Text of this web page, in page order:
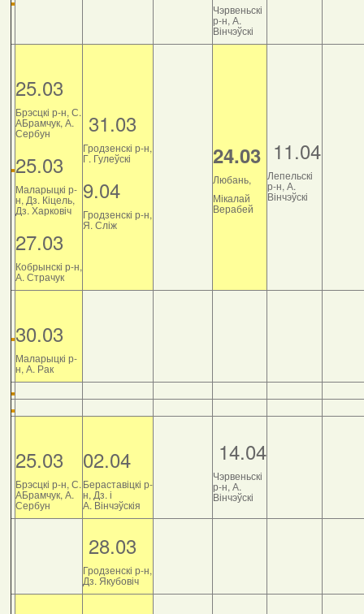
Чэрвеньскі
р-н, А.
Вінчэўскі
25.03
Брэсцкі р-н, С.
АБрамчук, А.
Сербун
25.03
Маларыцкі р-
н, Дз. Кіцель,
Дз. Харковіч
27.03
Кобрынскі р-н,
А. Страчук
31.03
Гродзенскі р-н,
Г. Гулеўскі
9.04
Гродзенскі р-н,
Я. Сліж
24.03
Любань,
Мікалай
Верабей
11.04
Лепельскі
р-н, А.
Вінчэўскі
30.03
Маларыцкі р-
н, А. Рак
25.03
Брэсцкі р-н, С.
АБрамчук, А.
Сербун
02.04
Бераставіцкі р-
н, Дз. і
А. Вінчэўскія
14.04
Чэрвеньскі
р-н, А.
Вінчэўскі
28.03
Гродзенскі р-н,
Дз. Якубовіч